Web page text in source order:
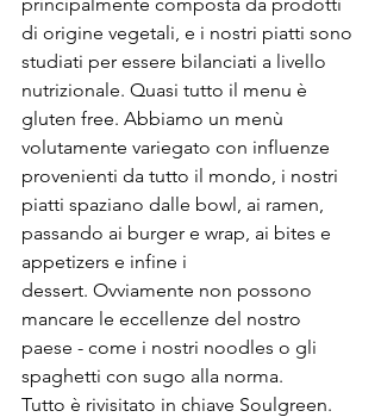
di origine vegetali, e i nostri piatti sono
studiati per essere bilanciati a livello
nutrizionale. Quasi tutto il menu è
gluten free. Abbiamo un menù
volutamente variegato con influenze
provenienti da tutto il mondo, i nostri
piatti spaziano dalle bowl, ai ramen,
passando ai burger e wrap, ai bites e
appetizers e infine i
dessert. Ovviamente non possono
mancare le eccellenze del nostro
paese - come i nostri noodles o gli
spaghetti con sugo alla norma.
Tutto è rivisitato in chiave Soulgreen.